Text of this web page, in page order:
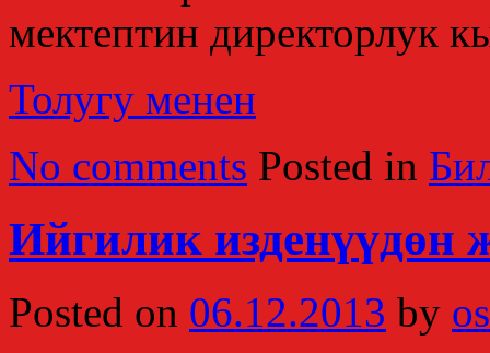
мектептин директорлук
Толугу менен
No comments Posted in
Ийгилик изденүүдөн
Posted on 06.12.2013 by